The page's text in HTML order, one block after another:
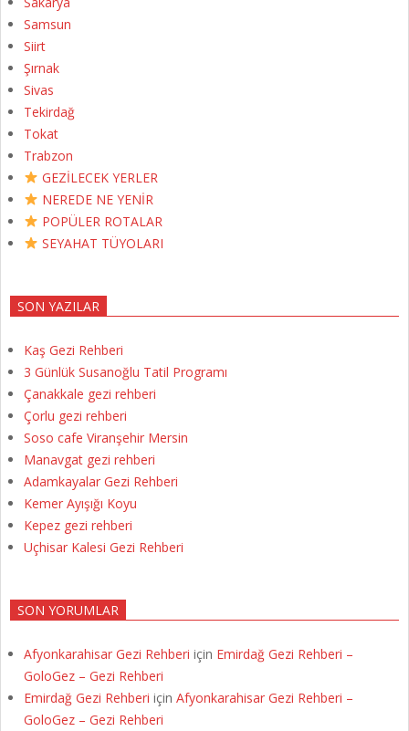
Samsun
Siirt
Şırnak
Sivas
Tekirdağ
Tokat
Trabzon
GEZİLECEK YERLER
NEREDE NE YENİR
POPÜLER ROTALAR
SEYAHAT TÜYOLARI
SON YAZILAR
Kaş Gezi Rehberi
3 Günlük Susanoğlu Tatil Programı
Çanakkale gezi rehberi
Çorlu gezi rehberi
Soso cafe Viranşehir Mersin
Manavgat gezi rehberi
Adamkayalar Gezi Rehberi
Kemer Ayışığı Koyu
Kepez gezi rehberi
Uçhisar Kalesi Gezi Rehberi
SON YORUMLAR
Afyonkarahisar Gezi Rehberi için Emirdağ Gezi Rehberi –
GoloGez – Gezi Rehberi
Emirdağ Gezi Rehberi için Afyonkarahisar Gezi Rehberi –
GoloGez – Gezi Rehberi